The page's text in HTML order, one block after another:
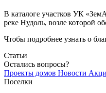
В каталоге участков УК
реке Нудоль, возле которой
Чтобы подробнее узнать о
Статьи
Остались вопросы?
Проекты домов Новости
Поселки